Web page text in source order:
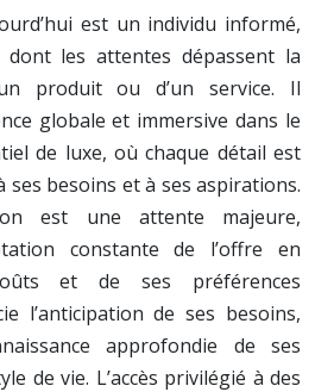
est un individu informé,
dont les attentes dépassent la
produit ou d’un service. Il
globale et immersive dans le
de luxe, où chaque détail est
besoins et à ses aspirations.
est une attente majeure,
constante de l’offre en
et de ses préférences
l’anticipation de ses besoins,
approfondie de ses
de vie. L’accès privilégié à des